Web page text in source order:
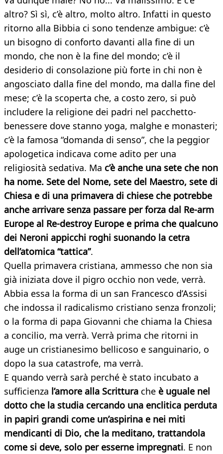
altro? Sì sì, c’è altro, molto altro. Infatti in questo
ritorno alla Bibbia ci sono tendenze ambigue: c’è
un bisogno di conforto davanti alla fine di un
mondo, che non è la fine del mondo; c’è il
desiderio di consolazione più forte in chi non è
angosciato dalla fine del mondo, ma dalla fine del
mese; c’è la scoperta che, a costo zero, si può
includere la religione dei padri nel pacchetto-
benessere dove stanno yoga, malghe e monasteri;
c’è la famosa “domanda di senso”, che la peggior
apologetica indicava come adito per una
religiosità sedativa. Ma c’è anche una sete che non
ha nome. Sete del Nome, sete del Maestro, sete di
Chiesa e di una primavera di chiese che potrebbe
anche arrivare senza passare per forza dal Re-arm
Europe al Re-destroy Europe e prima che qualcuno
dei Neroni appicchi roghi suonando la cetra
dell’atomica “tattica”.
Quella primavera cristiana, ammesso che non sia
già iniziata dove il pigro occhio non vede, verrà.
Abbia essa la forma di un san Francesco d’Assisi
che indossa il radicalismo cristiano senza fronzoli;
o la forma di papa Giovanni che chiama la Chiesa
a concilio, ma verrà. Verrà prima che ritorni in
auge un cristianesimo bellicoso e sanguinario, o
dopo la sua catastrofe, ma verrà.
E quando verrà sarà perché è stato incubato a
sufficienza l’amore alla Scrittura che è uguale nel
dotto che la studia cercando una enclitica perduta
in papiri grandi come un’aspirina e nei miti
mendicanti di Dio, che la meditano, trattandola
come si deve, solo per esserne impregnati. E non